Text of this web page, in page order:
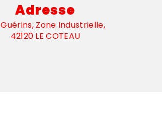
Adresse
Guérins, Zone Industrielle,
42120 LE COTEAU